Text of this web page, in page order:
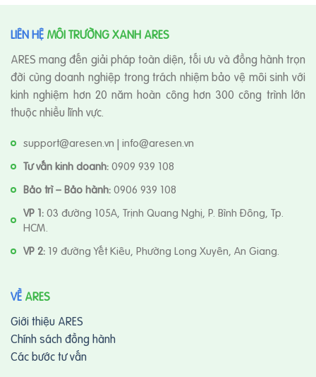
LIÊN HỆ MÔI TRƯỜNG XANH ARES
ARES mang đến giải pháp toàn diện, tối ưu và đồng hành trọn
đời cùng doanh nghiệp trong trách nhiệm bảo vệ môi sinh với
kinh nghiệm hơn 20 năm hoàn công hơn 300 công trình lớn
thuộc nhiều lĩnh vực.
support@aresen.vn | info@aresen.vn
Tư vấn kinh doanh:0909 939 108
Bảo trì – Bảo hành:0906 939 108
VP 1:03 đường 105A, Trịnh Quang Nghị, P. Bình Đông, Tp.
HCM.
VP 2: 19 đường Yết Kiêu, Phường Long Xuyên, An Giang.
VỀ ARES
Giới thiệu ARES
Chính sách đồng hành
Các bước tư vấn